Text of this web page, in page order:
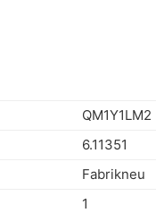
QM1Y1LM2
6.11351
Fabrikneu
1